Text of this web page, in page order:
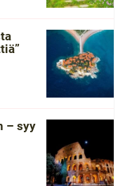
– syy